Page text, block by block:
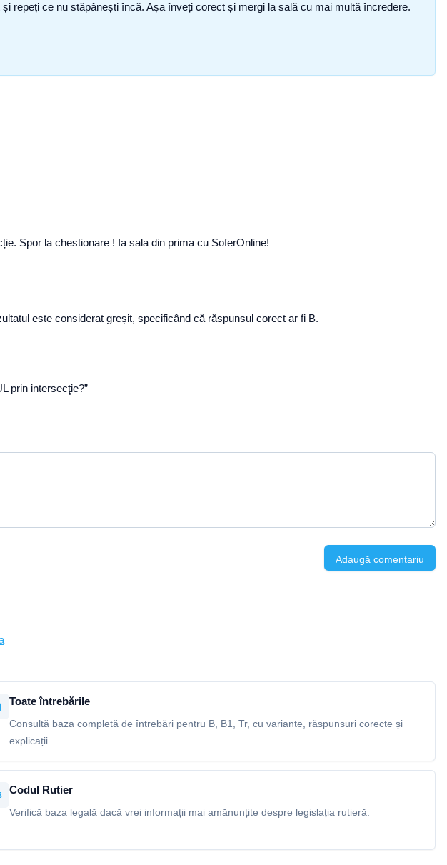
repeți ce nu stăpânești încă. Așa înveți corect și mergi la sală cu mai multă încredere.
Spor la chestionare ! Ia sala din prima cu SoferOnline!
este considerat greșit, specificând că răspunsul corect ar fi B.
prin intersecţie?”
Adaugă comentariu
Toate întrebările
Consultă baza completă de întrebări pentru B, B1, Tr, cu variante, răspunsuri corecte și
explicații.
Codul Rutier
Verifică baza legală dacă vrei informații mai amănunțite despre legislația rutieră.